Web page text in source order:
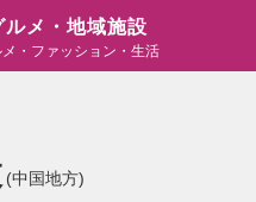
ルメ・地域施設
メ・ファッション・生活
(中国地方)